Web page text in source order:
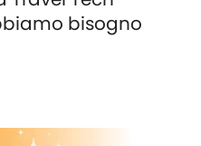
bisogno